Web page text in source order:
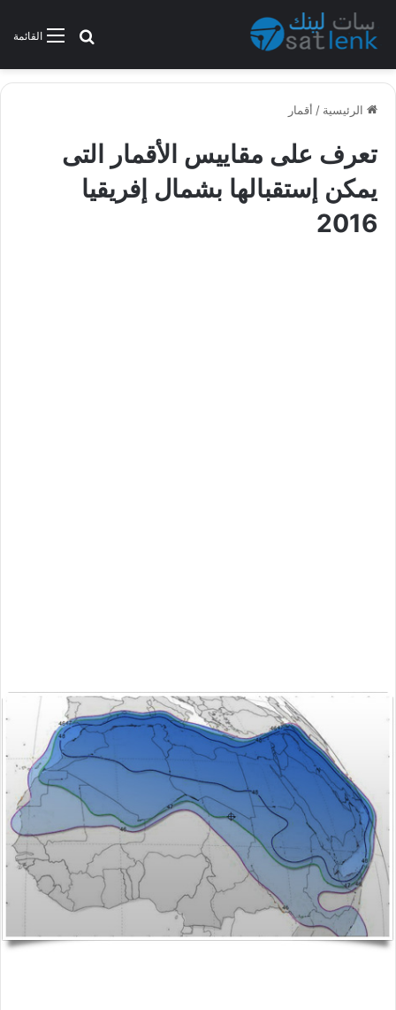
القائمةبحث عن
الرئيسية / أقمار
تعرف على مقاييس الأقمار التى
يمكن إستقبالها بشمال إفريقيا
2016